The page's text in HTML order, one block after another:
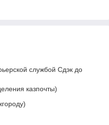
службой Сдэк до
казпочты)